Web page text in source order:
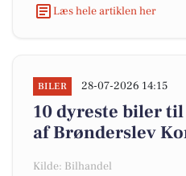
Læs hele artiklen her
BILER 28-07-2026 14:15
10 dyreste biler
af Brønderslev
Kilde: Bilhandel